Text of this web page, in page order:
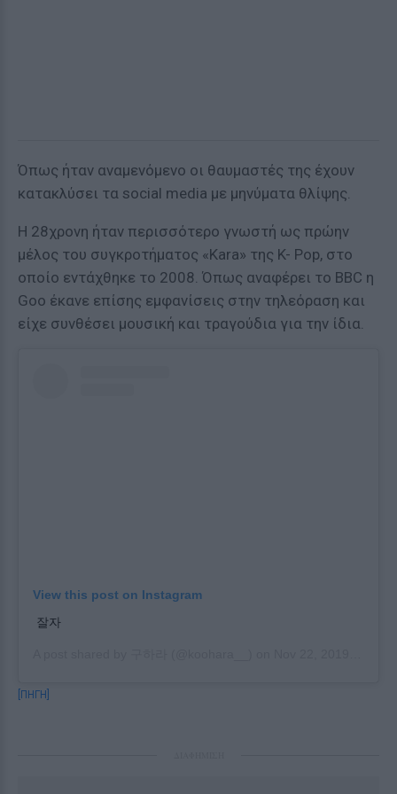
Όπως ήταν αναμενόμενο οι θαυμαστές της έχουν
κατακλύσει τα social media με μηνύματα θλίψης.
Η 28χρονη ήταν περισσότερο γνωστή ως πρώην
μέλος του συγκροτήματος «Kara» της K- Pop, στο
οποίο εντάχθηκε το 2008. Όπως αναφέρει το BBC η
Goo έκανε επίσης εμφανίσεις στην τηλεόραση και
είχε συνθέσει μουσική και τραγούδια για την ίδια.
View this post on Instagram
잘자
[ΠΗΓΗ]